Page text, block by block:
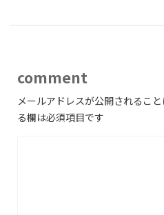
comment
メールアドレスが公開されること
る欄は必須項目です